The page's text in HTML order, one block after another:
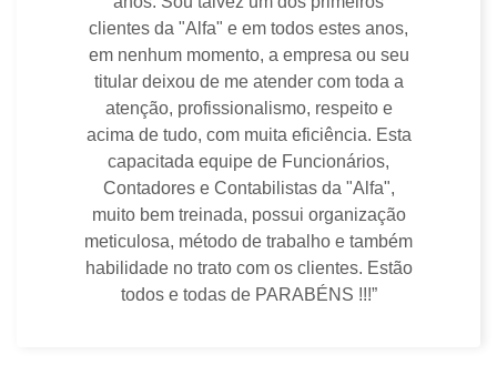
muito mais tempo, com essa que é uma
empresa de sucesso.”